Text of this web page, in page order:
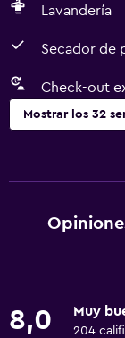
Lavandería
Secador de
Check-out
Mostrar los 32
Wifi gratis
Champú
8,0 Muy
204